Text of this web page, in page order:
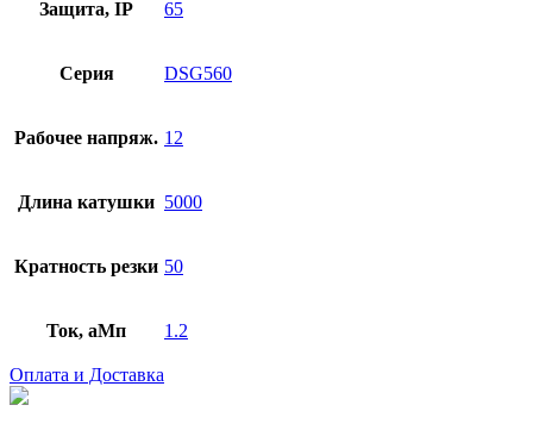
Защита, IP 65
Серия DSG560
Рабочее напряж. 12
Длина катушки 5000
Кратность резки 50
Ток, аМп 1.2
Оплата и Доставка